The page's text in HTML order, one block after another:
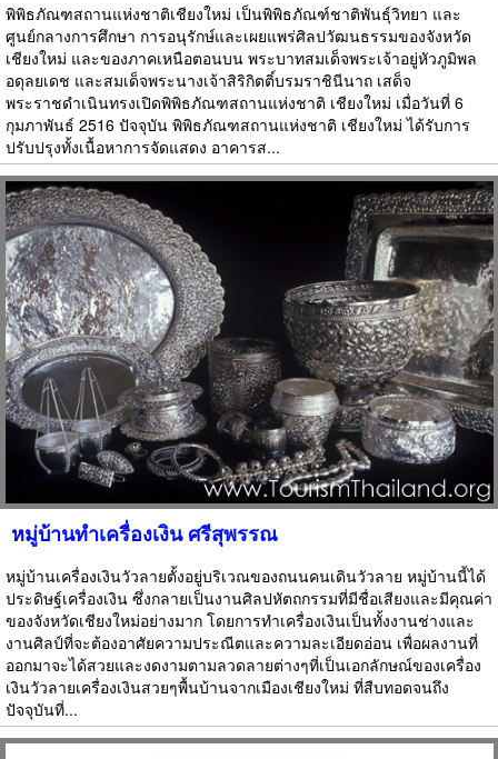
พิพิธภัณฑสถานแห่งชาติเชียงใหม่ เป็นพิพิธภัณฑ์ชาติพันธุ์วิทยา และ
ศูนย์กลางการศึกษา การอนุรักษ์และเผยแพร่ศิลปวัฒนธรรมของจังหวัด
เชียงใหม่ และของภาคเหนือตอนบน พระบาทสมเด็จพระเจ้าอยู่หัวภูมิพล
อดุลยเดช และสมเด็จพระนางเจ้าสิริกิตติ์บรมราชินีนาถ เสด็จ
พระราชดำเนินทรงเปิดพิพิธภัณฑสถานแห่งชาติ เชียงใหม่ เมื่อวันที่ 6
กุมภาพันธ์ 2516 ปัจจุบัน พิพิธภัณฑสถานแห่งชาติ เชียงใหม่ ได้รับการ
ปรับปรุงทั้งเนื้อหาการจัดแสดง อาคารส...
หมู่บ้านทำเครื่องเงิน ศรีสุพรรณ
หมู่บ้านเครื่องเงินวัวลายตั้งอยู่บริเวณของถนนคนเดินวัวลาย หมู่บ้านนี้ได้
ประดิษฐ์เครื่องเงิน ซึ่งกลายเป็นงานศิลปหัตถกรรมที่มีชื่อเสียงและมีคุณค่า
ของจังหวัดเชียงใหม่อย่างมาก โดยการทำเครื่องเงินเป็นทั้งงานช่างและ
งานศิลป์ที่จะต้องอาศัยความประณีตและความละเอียดอ่อน เพื่อผลงานที่
ออกมาจะได้สวยและงดงามตามลวดลายต่างๆที่เป็นเอกลักษณ์ของเครื่อง
เงินวัวลายเครื่องเงินสวยๆพื้นบ้านจากเมืองเชียงใหม่ ที่สืบทอดจนถึง
ปัจจุบันที่...